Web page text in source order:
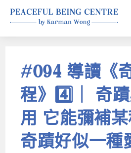
#094 導讀《
程》4️⃣｜ 奇
用 它能彌補
奇蹟好似一